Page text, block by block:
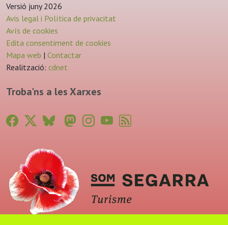
Versió juny 2026
Avis legal i Política de privacitat
Avís de cookies
Edita consentiment de cookies
Mapa web | Contactar
Realització: cdnet
Troba'ns a les Xarxes